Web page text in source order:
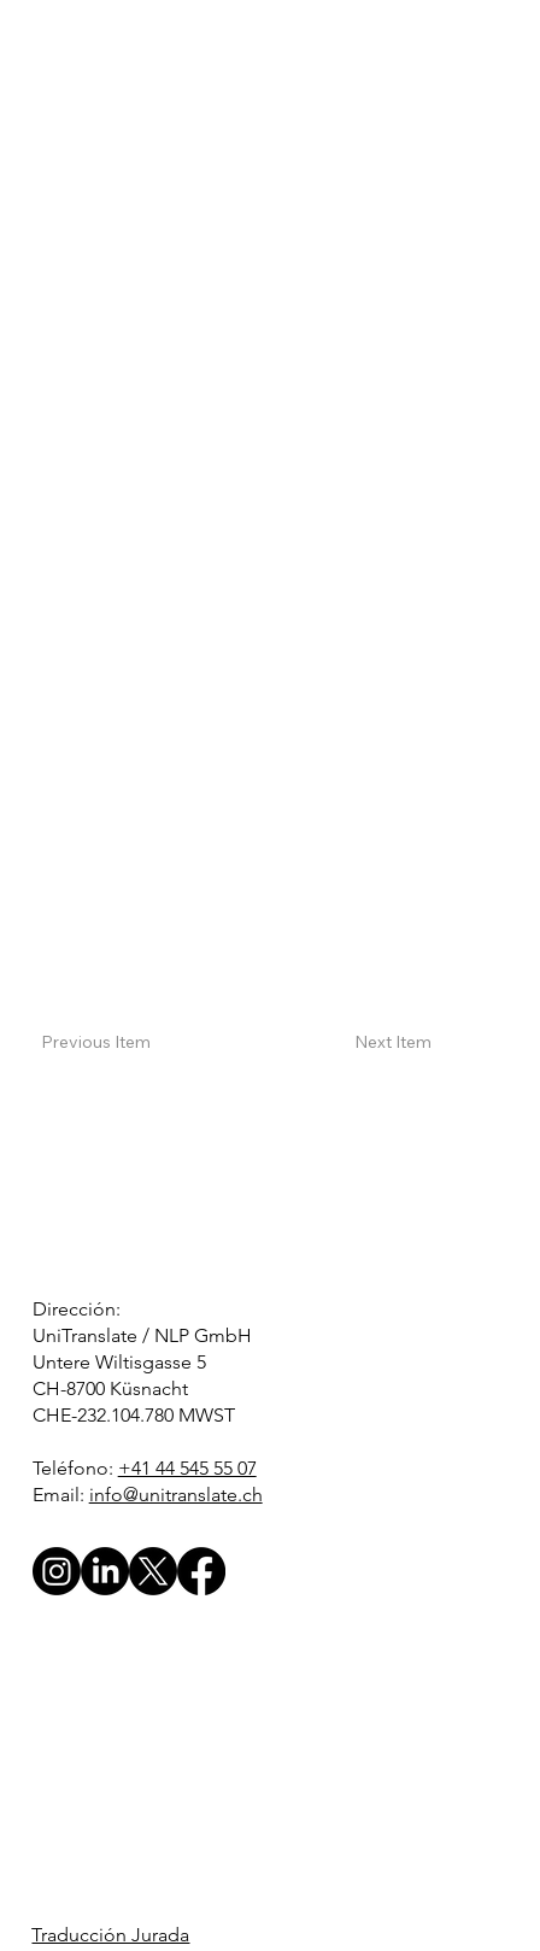
Previous Item Next Item
Dirección:
UniTranslate / NLP GmbH
Untere Wiltisgasse 5
CH-8700 Küsnacht
CHE-232.104.780 MWST
Teléfono: +41 44 545 55 07
Email: info@unitranslate.ch
Traducción Jurada